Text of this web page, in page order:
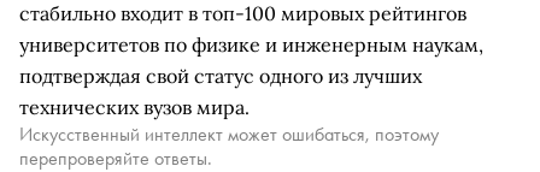
стабильно входит в топ-100 мировых рейтингов
университетов по физике и инженерным наукам,
подтверждая свой статус одного из лучших
технических вузов мира.
Искусственный интеллект может ошибаться, поэтому
перепроверяйте ответы.